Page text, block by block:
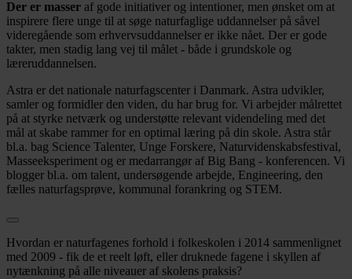
Der er masser af gode initiativer og intentioner, men ønsket om at
inspirere flere unge til at søge naturfaglige uddannelser på såvel
videregående som erhvervsuddannelser er ikke nået. Der er gode
takter, men stadig lang vej til målet - både i grundskole og
læreruddannelsen.
Astra er det nationale naturfagscenter i Danmark. Astra udvikler,
samler og formidler den viden, du har brug for. Vi arbejder målrettet
på at styrke netværk og understøtte relevant videndeling med det
mål at skabe rammer for en optimal læring på din skole. Astra står
bl.a. bag Science Talenter, Unge Forskere, Naturvidenskabsfestival,
Masseeksperiment og er medarrangør af Big Bang - konferencen. Vi
blogger bl.a. om talent, undersøgende arbejde, Engineering, den
fælles naturfagsprøve, kommunal forankring og STEM.
Hvordan er naturfagenes forhold i folkeskolen i 2014 sammenlignet
med 2009 - fik de et reelt løft, eller druknede fagene i skyllen af
nytænkning på alle niveauer af skolens praksis?